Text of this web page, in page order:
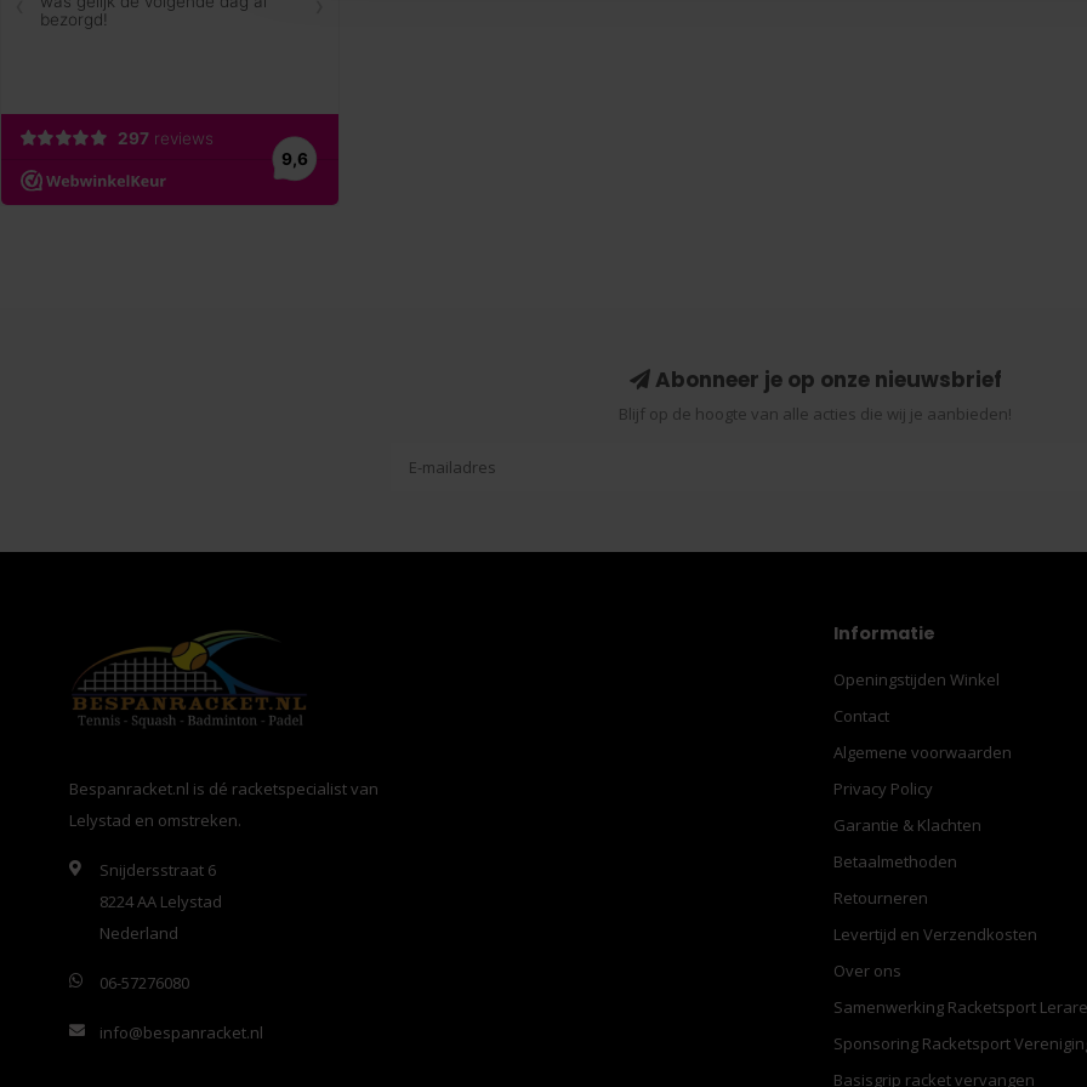
Abonneer je op onze nieuwsbrief
Blijf op de hoogte van alle acties die wij je aanbieden!
Bespanracket.nl is dé racketspecialist van
Lelystad en omstreken.
Snijdersstraat 6
8224 AA Lelystad
Nederland
06-57276080
info@bespanracket.nl
Informatie
Openingstijden Winkel
Contact
Algemene voorwaarden
Privacy Policy
Garantie & Klachten
Betaalmethoden
Retourneren
Levertijd en Verzendkosten
Over ons
Samenwerking Racketsport
Sponsoring Racketsport
Basisgrip racket vervangen